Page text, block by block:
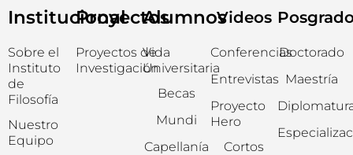
Institucional
Sobre el
Instituto
de
Filosofía
Nuestro
Equipo
Proyectos
Proyectos de
Investigación
Alumnos
Vida
Universitaria
Becas
Mundi
Capellanía
Videos
Conferencias
Entrevistas
Proyecto
Hero
Cortos
Doctorado
Maestría